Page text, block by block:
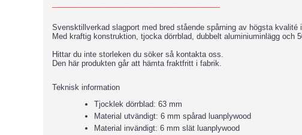
Svensktillverkad slagport med bred stående spårning av högsta kvalité
Med kraftig konstruktion, tjocka dörrblad, dubbelt aluminiuminlägg och
Hittar du inte storleken du söker så kontakta oss.
Den här produkten går att hämta fraktfritt i fabrik.
Teknisk information
Tjocklek dörrblad: 63 mm
Material utvändigt: 6 mm spårad luanplywood
Material invändigt: 6 mm slät luanplywood